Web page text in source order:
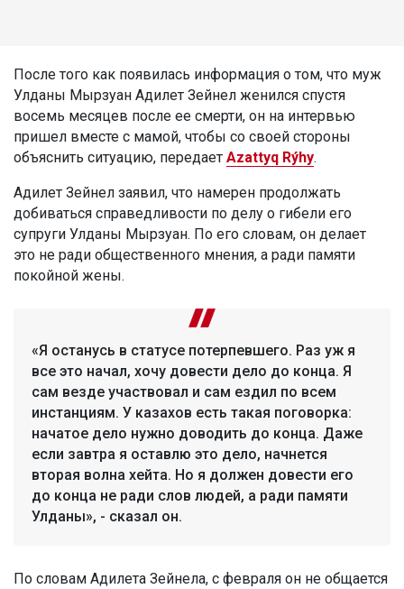
После того как появилась информация о том, что муж
Улданы Мырзуан Адилет Зейнел женился спустя
восемь месяцев после ее смерти, он на интервью
пришел вместе с мамой, чтобы со своей стороны
объяснить ситуацию, передает Azattyq Rýhy.
Адилет Зейнел заявил, что намерен продолжать
добиваться справедливости по делу о гибели его
супруги Улданы Мырзуан. По его словам, он делает
это не ради общественного мнения, а ради памяти
покойной жены.
«Я останусь в статусе потерпевшего. Раз уж я
все это начал, хочу довести дело до конца. Я
сам везде участвовал и сам ездил по всем
инстанциям. У казахов есть такая поговорка:
начатое дело нужно доводить до конца. Даже
если завтра я оставлю это дело, начнется
вторая волна хейта. Но я должен довести его
до конца не ради слов людей, а ради памяти
Улданы», - сказал он.
По словам Адилета Зейнела, с февраля он не общается